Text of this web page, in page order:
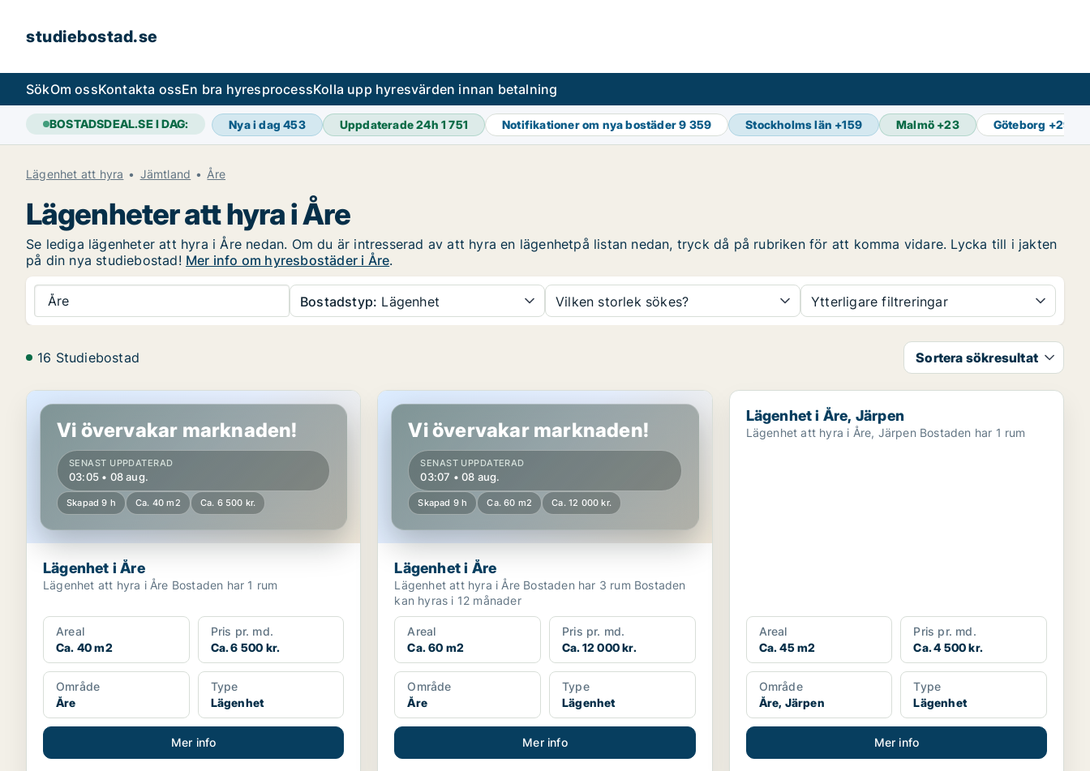
studiebostad.se
SökOm ossKontakta ossEn bra hyresprocessKolla upp hyresvärden innan betalning
BOSTADSDEAL.SE I DAG: Nya i dag453 Uppdaterade 24h1 751 Notifikationer om nya bostäder9 359 Stockholms län +159 Malmö +23 Göteborg +29
Lägenhet att hyra Jämtland Åre
Lägenheter att hyra i Åre
Se lediga lägenheter att hyra i Åre nedan. Om du är intresserad av att hyra en lägenhetpå listan nedan, tryck då på rubriken för att komma vidare. Lycka till i jakten
på din nya studiebostad! Mer info om hyresbostäder i Åre.
Åre Bostadstyp: Lägenhet Vilken storlek sökes? Ytterligare filtreringar
16 Studiebostad Sortera sökresultat
Lägenhet i Åre
Vi övervakar marknaden!
SENAST UPPDATERAD
03:05 • 08 aug.
Skapad 9 h Ca. 40 m2 Ca. 6 500 kr.
Lägenhet i Åre
Lägenhet att hyra i Åre Bostaden har 1 rum
Areal
Ca. 40 m2
Pris pr. md.
Ca. 6 500 kr.
Område
Åre
Type
Lägenhet
Mer info
Lägenhet i Åre
Vi övervakar marknaden!
SENAST UPPDATERAD
03:07 • 08 aug.
Skapad 9 h Ca. 60 m2 Ca. 12 000 kr.
Lägenhet i Åre
Lägenhet att hyra i Åre Bostaden har 3 rum Bostaden
kan hyras i 12 månader
Areal
Ca. 60 m2
Pris pr. md.
Ca. 12 000 kr.
Område
Åre
Type
Lägenhet
Mer info
Lägenhet i Åre, Järpen
Lägenhet i Åre, Järpen
Lägenhet att hyra i Åre, Järpen Bostaden har 1 rum
Areal
Ca. 45 m2
Pris pr. md.
Ca. 4 500 kr.
Område
Åre, Järpen
Type
Lägenhet
Mer info